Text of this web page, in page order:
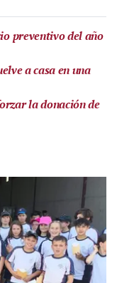
preventivo del año
a casa en una
la donación de